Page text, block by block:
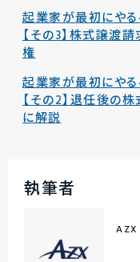
起業家が最初にやる
【その3】株式譲渡
権
起業家が最初にやる
【その2】退任後の
に解説
執筆者